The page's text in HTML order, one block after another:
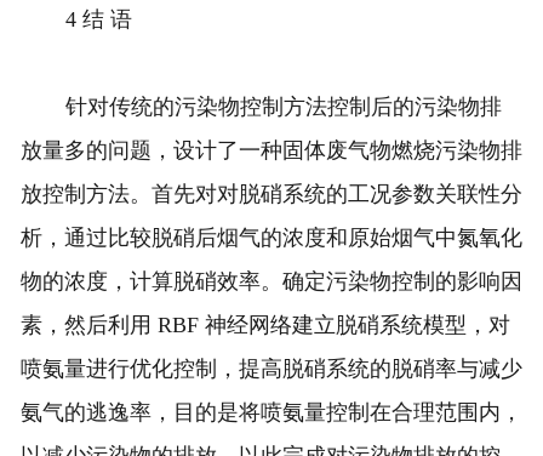
4 结 语
针对传统的污染物控制方法控制后的污染物排
放量多的问题，设计了一种固体废气物燃烧污染物排
放控制方法。首先对对脱硝系统的工况参数关联性分
析，通过比较脱硝后烟气的浓度和原始烟气中氮氧化
物的浓度，计算脱硝效率。确定污染物控制的影响因
素，然后利用 RBF 神经网络建立脱硝系统模型，对
喷氨量进行优化控制，提高脱硝系统的脱硝率与减少
氨气的逃逸率，目的是将喷氨量控制在合理范围内，